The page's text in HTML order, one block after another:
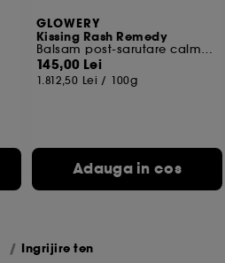
GLOWERY
Kissing Rash Remedy
Balsam post-sarutare calmant si uniformizant
145,00 Lei
1.812,50 Lei / 100g
Adauga in cos
Ingrijire ten